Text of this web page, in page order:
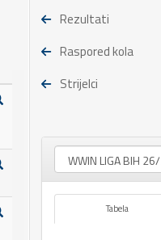
Rezultati
Raspored kola
Strijelci
Tabela